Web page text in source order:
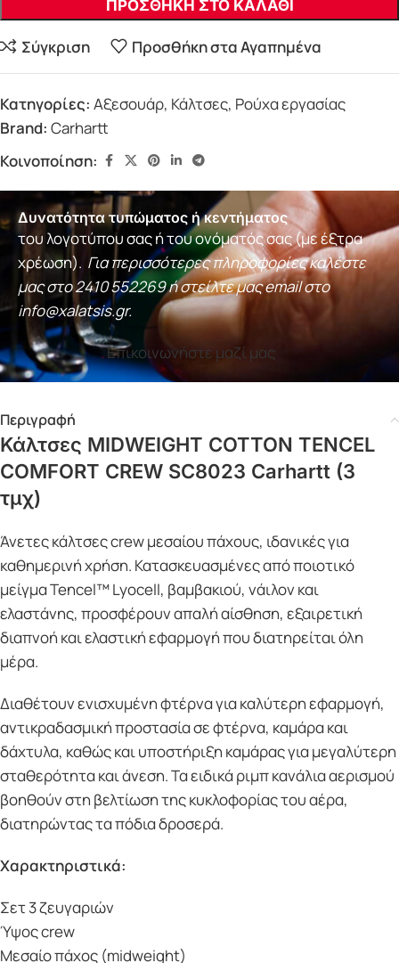
ΠΡΟΣΘΗΚΗ ΣΤΟ ΚΑΛΑΘΙ
Σύγκριση Προσθήκη στα Αγαπημένα
Κατηγορίες: Αξεσουάρ, Κάλτσες, Ρούχα εργασίας
Brand: Carhartt
Κοινοποίηση:
Δυνατότητα τυπώματος ή κεντήματος
του λογοτύπου σας ή του ονόματός σας (με έξτρα
χρέωση). Για περισσότερες πληροφορίες καλέστε
μας στο2410 552269ή στείλτε μας email στο
info@xalatsis.gr.
Επικοινωνήστε μαζί μας
Περιγραφή
Κάλτσες MIDWEIGHT COTTON TENCEL
COMFORT CREW SC8023 Carhartt (3
τμχ)
Άνετες κάλτσες crew μεσαίου πάχους, ιδανικές για
καθημερινή χρήση. Κατασκευασμένες από ποιοτικό
μείγμα Tencel™ Lyocell, βαμβακιού, νάιλον και
ελαστάνης, προσφέρουν απαλή αίσθηση, εξαιρετική
διαπνοή και ελαστική εφαρμογή που διατηρείται όλη
μέρα.
Διαθέτουν ενισχυμένη φτέρνα για καλύτερη εφαρμογή,
αντικραδασμική προστασία σε φτέρνα, καμάρα και
δάχτυλα, καθώς και υποστήριξη καμάρας για μεγαλύτερη
σταθερότητα και άνεση. Τα ειδικά ριμπ κανάλια αερισμού
βοηθούν στη βελτίωση της κυκλοφορίας του αέρα,
διατηρώντας τα πόδια δροσερά.
Χαρακτηριστικά:
Σετ 3 ζευγαριών
Ύψος crew
Μεσαίο πάχος (midweight)